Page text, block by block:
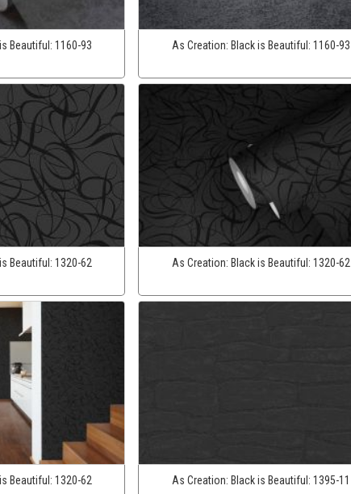
Beautiful: 1160-93 As Creation:Black is Beautiful:1160-93
Beautiful: 1320-62 As Creation: Black is Beautiful:1320-62
Beautiful: 1320-62 As Creation: Black is Beautiful:1395-11